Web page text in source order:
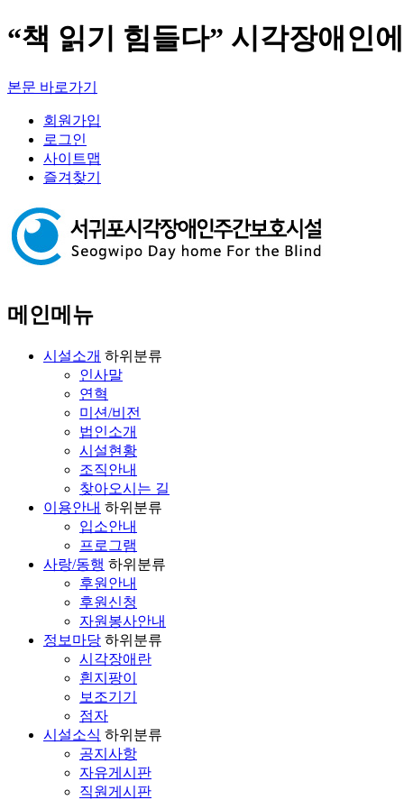
“책 읽기 힘들다” 시각장애인
본문 바로가기
회원가입
로그인
사이트맵
즐겨찾기
메인메뉴
시설소개 하위분류
인사말
연혁
미션/비전
법인소개
시설현황
조직안내
찾아오시는 길
이용안내 하위분류
입소안내
프로그램
사랑/동행 하위분류
후원안내
후원신청
자원봉사안내
정보마당 하위분류
시각장애란
흰지팡이
보조기기
점자
시설소식 하위분류
공지사항
자유게시판
직원게시판